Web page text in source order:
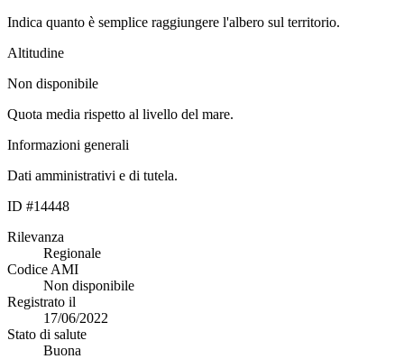
Indica quanto è semplice raggiungere l'albero sul territorio.
Altitudine
Non disponibile
Quota media rispetto al livello del mare.
Informazioni generali
Dati amministrativi e di tutela.
ID #14448
Rilevanza
Regionale
Codice AMI
Non disponibile
Registrato il
17/06/2022
Stato di salute
Buona